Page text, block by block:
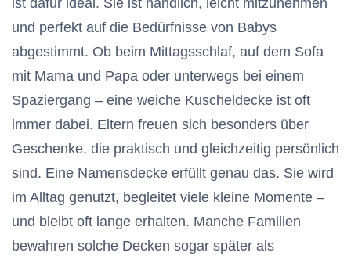
und perfekt auf die Bedürfnisse von Babys
abgestimmt. Ob beim Mittagsschlaf, auf dem Sofa
mit Mama und Papa oder unterwegs bei einem
Spaziergang – eine weiche Kuscheldecke ist oft
immer dabei. Eltern freuen sich besonders über
Geschenke, die praktisch und gleichzeitig persönlich
sind. Eine Namensdecke erfüllt genau das. Sie wird
im Alltag genutzt, begleitet viele kleine Momente –
und bleibt oft lange erhalten. Manche Familien
bewahren solche Decken sogar später als